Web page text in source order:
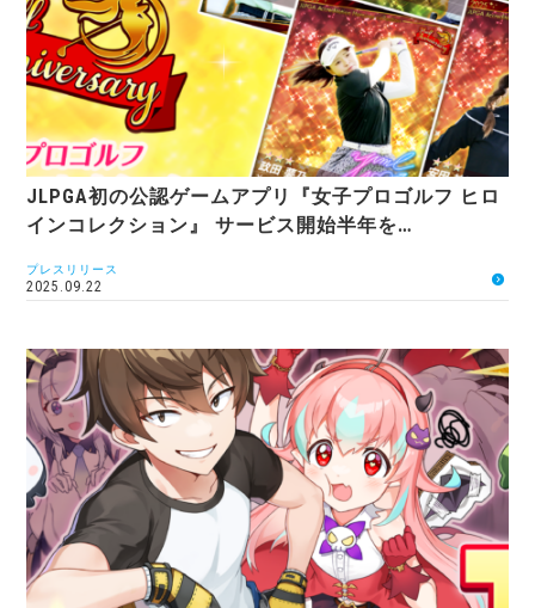
JLPGA初の公認ゲームアプリ『女子プロゴルフ ヒロ
インコレクション』 サービス開始半年を…
プレスリリース
2025.09.22